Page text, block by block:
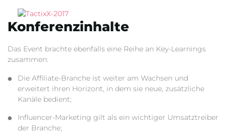
Konferenzinhalte
Das Event brachte ebenfalls eine Reihe an Key-Learnings
zusammen:
Die Affiliate-Branche ist weiter am Wachsen und
erweitert ihren Horizont, in dem sie neue, zusätzliche
Kanäle bedient;
Influencer-Marketing gilt als ein wichtiger Umsatztreiber
der Branche;